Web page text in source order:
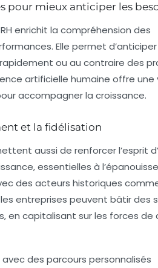
pour mieux anticiper les
enrichit la compréhension des
Elle permet
ou au contraire des
artificielle humaine offre une
accompagner la croissance.
et la fidélisation
aussi de renforcer l’esprit
essentielles à
des acteurs historiques
entreprises peuvent bâtir des
en capitalisant sur les forces de
des parcours personnalisés